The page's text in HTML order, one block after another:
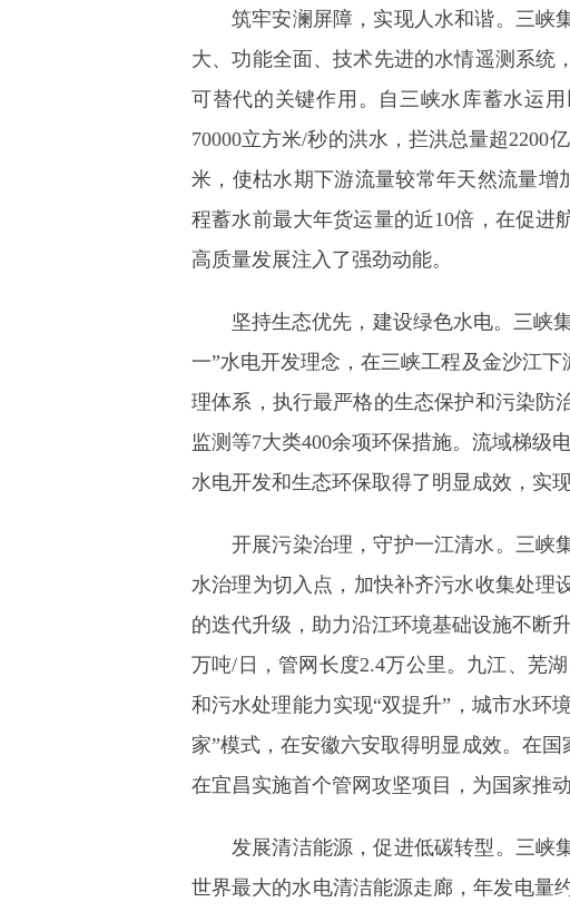
筑牢安澜屏障，实现人水和谐。三峡
大、功能全面、技术先进的水情遥测系统
可替代的关键作用。自三峡水库蓄水运
70000立方米/秒的洪水，拦洪总量超2200
米，使枯水期下游流量较常年天然流量增
程蓄水前最大年货运量的近10倍，在促进
高质量发展注入了强劲动能。
坚持生态优先，建设绿色水电。三峡
一”水电开发理念，在三峡工程及金沙江
理体系，执行最严格的生态保护和污染防
监测等7大类400余项环保措施。流域梯级
水电开发和生态环保取得了明显成效，实
开展污染治理，守护一江清水。三峡
水治理为切入点，加快补齐污水收集处理
的迭代升级，助力沿江环境基础设施不断
万吨/日，管网长度2.4万公里。九江、芜
和污水处理能力实现“双提升”，城市水环
家”模式，在安徽六安取得明显成效。在
在宜昌实施首个管网攻坚项目，为国家推
发展清洁能源，促进低碳转型。三峡
世界最大的水电清洁能源走廊，年发电量